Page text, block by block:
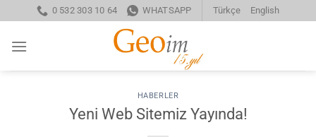
atla
0 532 303 10 64 WHATSAPP Türkçe English
HABERLER
Yeni Web Sitemiz Yayında!